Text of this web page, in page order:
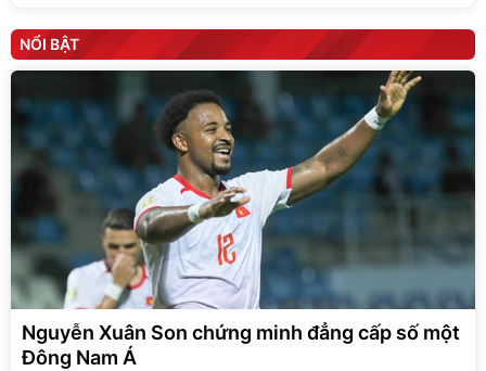
NỔI BẬT
Nguyễn Xuân Son chứng minh đẳng cấp số một
Đông Nam Á